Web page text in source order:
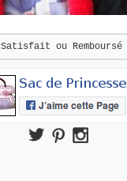
Satisfait ou Remboursé